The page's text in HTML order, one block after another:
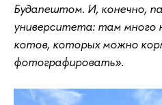
Будапештом. И, конечно,
университета: там много
котов, которых можно
фотографировать».